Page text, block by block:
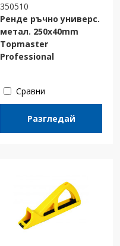
350510
Ренде ръчно универс.
метал. 250x40mm
Topmaster
Professional
Сравни
Разгледай